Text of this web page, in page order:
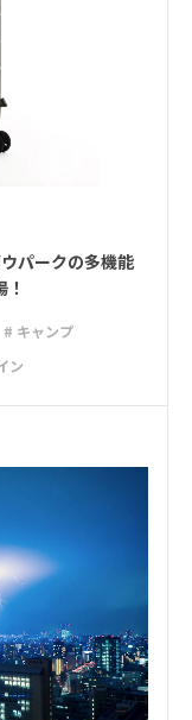
パークの多機能
# キャンプ
ン